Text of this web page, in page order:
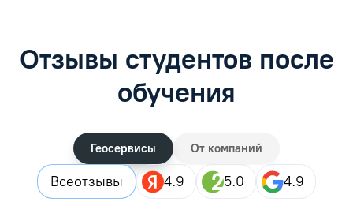
Отзывы студентов после
обучения
Геосервисы От компаний
Всеотзывы 4.9 5.0 4.9